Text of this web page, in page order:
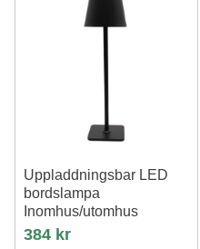
Uppladdningsbar LED
bordslampa
Inomhus/utomhus
Svart, touch dimbar, CCT, IP54
utomhus bordslampa
384 kr